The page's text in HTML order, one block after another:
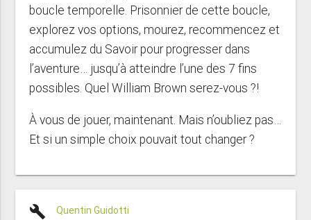
boucle temporelle. Prisonnier de cette boucle,
explorez vos options, mourez, recommencez et
accumulez du Savoir pour progresser dans
l’aventure… jusqu’à atteindre l’une des 7 fins
possibles. Quel William Brown serez-vous ?!
À vous de jouer, maintenant. Mais n’oubliez pas…
Et si un simple choix pouvait tout changer ?
build Quentin Guidotti